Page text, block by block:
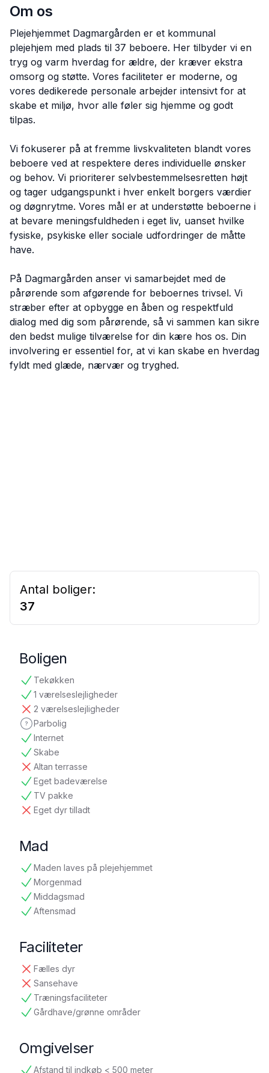
Om os
Plejehjemmet Dagmargården er et kommunal
plejehjem med plads til 37 beboere. Her tilbyder vi en
tryg og varm hverdag for ældre, der kræver ekstra
omsorg og støtte. Vores faciliteter er moderne, og
vores dedikerede personale arbejder intensivt for at
skabe et miljø, hvor alle føler sig hjemme og godt
tilpas.
Vi fokuserer på at fremme livskvaliteten blandt vores
beboere ved at respektere deres individuelle ønsker
og behov. Vi prioriterer selvbestemmelsesretten højt
og tager udgangspunkt i hver enkelt borgers værdier
og døgnrytme. Vores mål er at understøtte beboerne i
at bevare meningsfuldheden i eget liv, uanset hvilke
fysiske, psykiske eller sociale udfordringer de måtte
have.
På Dagmargården anser vi samarbejdet med de
pårørende som afgørende for beboernes trivsel. Vi
stræber efter at opbygge en åben og respektfuld
dialog med dig som pårørende, så vi sammen kan sikre
den bedst mulige tilværelse for din kære hos os. Din
involvering er essentiel for, at vi kan skabe en hverdag
fyldt med glæde, nærvær og tryghed.
Antal boliger:
37
Boligen
Tekøkken
tilgængelig
1 værelseslejligheder
tilgængelig
2 værelseslejligheder
ikke tilgængelig
Parbolig
ikke oplyst
Internet
tilgængelig
Skabe
tilgængelig
Altan terrasse
ikke tilgængelig
Eget badeværelse
tilgængelig
TV pakke
tilgængelig
Eget dyr tilladt
ikke tilgængelig
Mad
Maden laves på plejehjemmet
tilgængelig
Morgenmad
tilgængelig
Middagsmad
tilgængelig
Aftensmad
tilgængelig
Faciliteter
Fælles dyr
ikke tilgængelig
Sansehave
ikke tilgængelig
Træningsfaciliteter
tilgængelig
Gårdhave/grønne områder
tilgængelig
Omgivelser
Afstand til indkøb < 500 meter